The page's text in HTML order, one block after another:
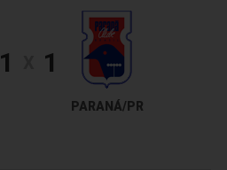
1 1
PARANÁ/PR